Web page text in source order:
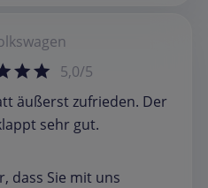
5,0/5
äußerst zufrieden. Der
sehr gut.
dass Sie mit uns